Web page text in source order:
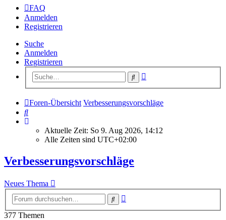
FAQ
Anmelden
Registrieren
Suche
Anmelden
Registrieren
Suche
Foren-Übersicht Verbesserungsvorschläge
Suche
Aktuelle Zeit: So 9. Aug 2026, 14:12
Alle Zeiten sind UTC+02:00
Verbesserungsvorschläge
Neues Thema
Suche
377 Themen